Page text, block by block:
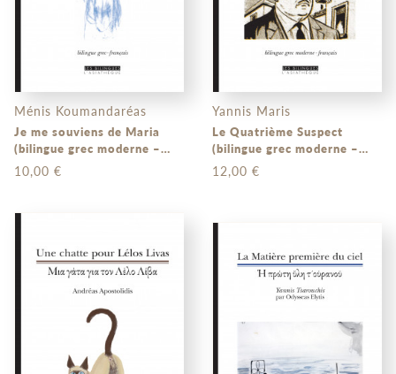
Ménis Koumandaréas
Je me souviens de Maria
(bilingue grec moderne –
français)
10,00 €
Yannis Maris
Le Quatrième Suspect
(bilingue grec moderne –
français)
12,00 €